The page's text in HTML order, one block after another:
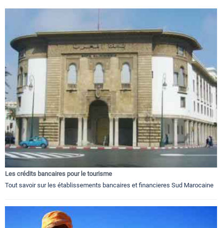
Les crédits bancaires pour le tourisme
Tout savoir sur les établissements bancaires et financieres Sud Marocaine